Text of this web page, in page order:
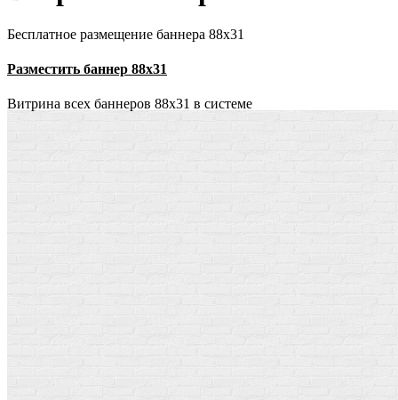
Бесплатное размещение баннера 88х31
Разместить баннер 88х31
Витрина всех баннеров 88x31 в системе